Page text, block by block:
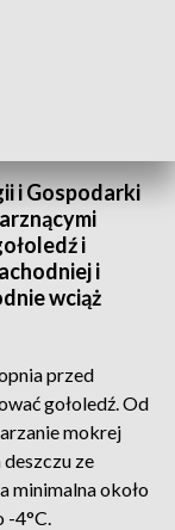
i Gospodarki
i
i
wciąż
przed
gołoledź. Od
mokrej
ze
minimalna około
-4°C.